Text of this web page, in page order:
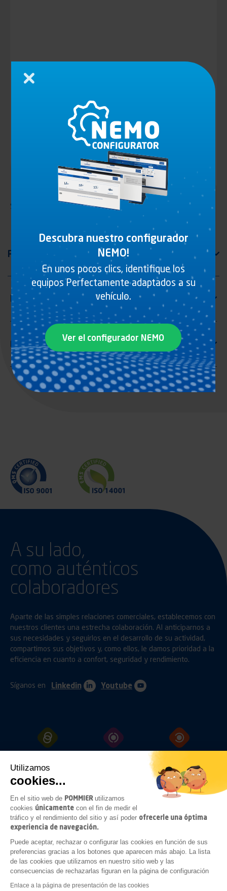
Utilizamos
cookies...
En el sitio web de POMMIER utilizamos
cookies únicamente con el fin de medir el
tráfico y el rendimiento del sitio y así poder ofrecerle una óptima
experiencia de navegación.
Puede aceptar, rechazar o configurar las cookies en función de sus
preferencias gracias a los botones que aparecen más abajo. La lista
de las cookies que utilizamos en nuestro sitio web y las
consecuencias de rechazarlas figuran en la página de configuración
Enlace a la página de presentación de las cookies
Soporte
A su lado,
como auténticos
colaboradores
Aparte de las simples relaciones comerciales, establecemos con
nuestros clientes una estrecha colaboración. Al anticiparnos a
sus necesidades y seguirlos en el desarrollo de su actividad,
compartimos sus objetivos y, como ellos, le damos prioridad a la
eficiencia en cuanto a confort, seguridad y rendimiento.
Síganos en Linkedin Youtube
CERRAMIENTOS ILUMINACIÓN
COMPLEMENTOS
CARROCERÍA
Avisos Legales Condiciones generales de compra
Descubra nuestro configurador
NEMO!
En unos pocos clics, identifique los
equipos Perfectamente adaptados a su
vehículo.
Ver el configurador NEMO